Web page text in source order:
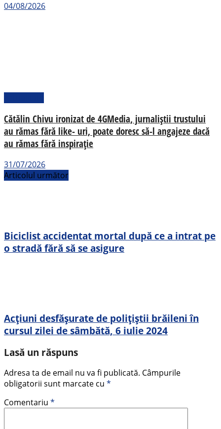
04/08/2026
Cătălin Chivu ironizat de 4GMedia, jurnaliștii trustului
au rămas fără like- uri, poate doresc să-l angajeze dacă
au rămas fără inspirație
31/07/2026
Articolul următor
Biciclist accidentat mortal după ce a intrat pe
o stradă fără să se asigure
Acțiuni desfășurate de polițiștii brăileni în
cursul zilei de sâmbătă, 6 iulie 2024
Lasă un răspuns
Adresa ta de email nu va fi publicată. Câmpurile
obligatorii sunt marcate cu *
Comentariu *